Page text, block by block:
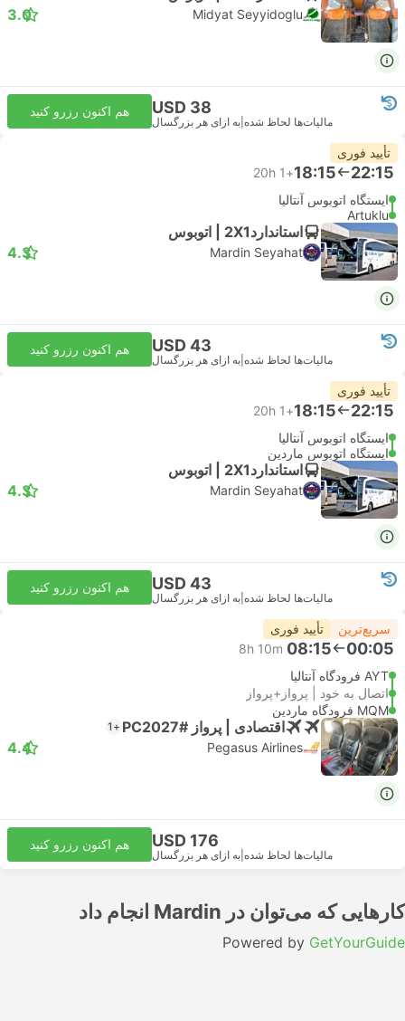
Midyat Seyyidoglu
3.0
USD 38
مالیات‌ها لحاظ شده به ازای هر بزرگسال
هم اکنون رزرو کنید
تأیید فوری
22:15
18:15
+1
20h
ایستگاه اتوبوس آنتالیا
Artuklu
استاندارد2X1 | اتوبوس
Mardin Seyahat
4.3
USD 43
مالیات‌ها لحاظ شده به ازای هر بزرگسال
هم اکنون رزرو کنید
تأیید فوری
22:15
18:15
+1
20h
ایستگاه اتوبوس آنتالیا
ایستگاه اتوبوس ماردین
استاندارد2X1 | اتوبوس
Mardin Seyahat
4.3
USD 43
مالیات‌ها لحاظ شده به ازای هر بزرگسال
هم اکنون رزرو کنید
سریع‌ترین تأیید فوری
00:05
08:15
8h 10m
AYT فرودگاه آنتالیا
اتصال به خود | پرواز+پرواز
MQM فرودگاه ماردین
اقتصادی | پرواز #PC2027 +1
Pegasus Airlines
4.4
USD 176
مالیات‌ها لحاظ شده به ازای هر بزرگسال
هم اکنون رزرو کنید
کارهایی که می‌توان در Mardin انجام داد
Powered by GetYourGuide